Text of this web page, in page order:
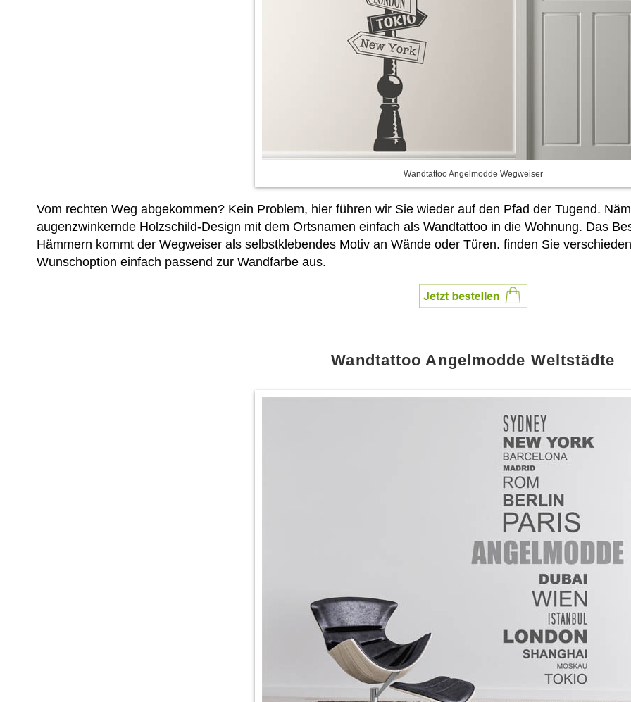
Wandtattoo Angelmodde Wegweiser
Vom rechten Weg abgekommen? Kein Problem, hier führen wir Sie wieder auf den Pfad der Tugend.
augenzwinkernde Holzschild-Design mit dem Ortsnamen einfach als Wandtattoo in die Wohnung. Das
Hämmern kommt der Wegweiser als selbstklebendes Motiv an Wände oder Türen. finden Sie
Wunschoption einfach passend zur Wandfarbe aus.
Wandtattoo Angelmodde Weltstädte